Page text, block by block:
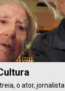
o ator,